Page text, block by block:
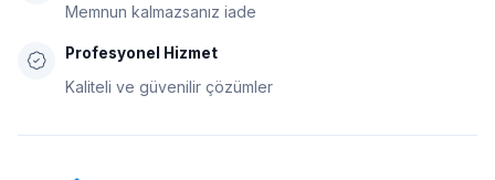
Memnun kalmazsanız iade
Profesyonel Hizmet
Kaliteli ve güvenilir çözümler